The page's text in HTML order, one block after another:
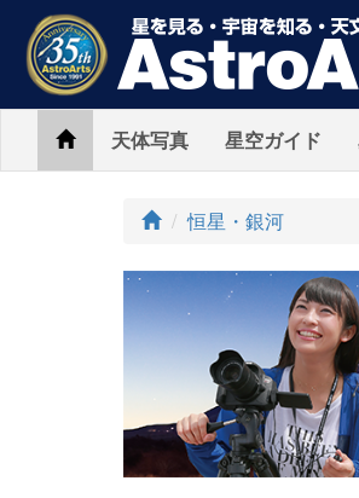
Home天体写真 星空ガイド
ト
プ
恒星・銀河